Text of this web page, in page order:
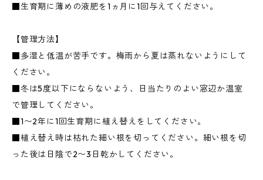
■生育期に薄めの液肥を1ヵ月に1回与えてください。
【管理方法】
■多湿と低温が苦手です。梅雨から夏は蒸れないようにして
ください。
■冬は5度以下にならないよう、日当たりのよい窓辺か温室
で管理してください。
■1〜2年に1回生育期に植え替えをしてください。
■植え替え時は枯れた細い根を切ってください。細い根を切
った後は日陰で2〜3日乾かしてください。